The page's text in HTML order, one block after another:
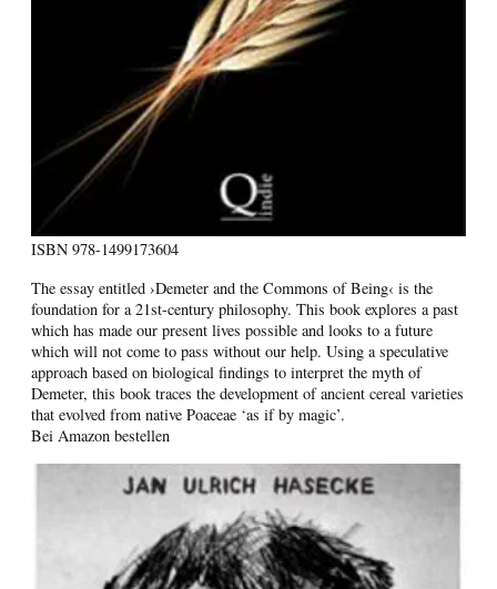
ISBN 978-1499173604
The essay entitled ›Demeter and the Commons of Being‹ is the
foundation for a 21st-century philosophy. This book explores a past
which has made our present lives possible and looks to a future
which will not come to pass without our help. Using a speculative
approach based on biological findings to interpret the myth of
Demeter, this book traces the development of ancient cereal varieties
that evolved from native Poaceae ‘as if by magic’.
Bei Amazon bestellen